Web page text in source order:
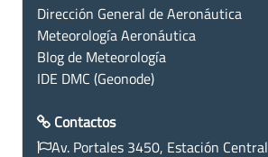
Dirección General de Aeronáutica
Meteorología Aeronáutica
Blog de Meteorología
IDE DMC (Geonode)
Contactos
Av. Portales 3450, Estación Central